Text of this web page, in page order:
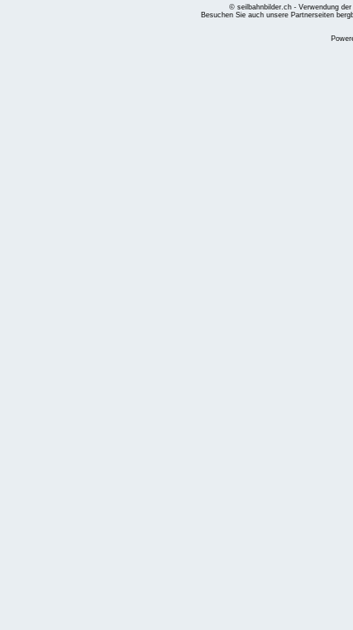
© seilbahnbilder.ch - Verwendung
Besuchen Sie auch unsere Partnerseiten